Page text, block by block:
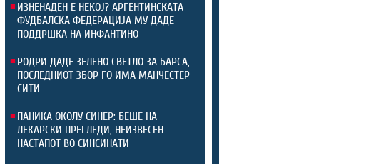
ИЗНЕНАДЕН Е НЕКОЈ? АРГЕНТИНСКАТА
ФУДБАЛСКА ФЕДЕРАЦИЈА МУ ДАДЕ
ПОДДРШКА НА ИНФАНТИНО
РОДРИ ДАДЕ ЗЕЛЕНО СВЕТЛО ЗА БАРСА,
ПОСЛЕДНИОТ ЗБОР ГО ИМА МАНЧЕСТЕР
СИТИ
ПАНИКА ОКОЛУ СИНЕР: БЕШЕ НА
ЛЕКАРСКИ ПРЕГЛЕДИ, НЕИЗВЕСЕН
НАСТАПОТ ВО СИНСИНАТИ